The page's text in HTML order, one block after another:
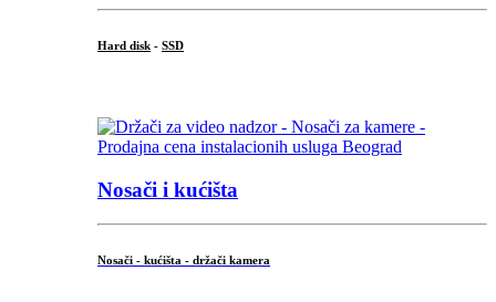
Hard disk - SSD
Nosači i kućišta
Nosači - kućišta - držači kamera